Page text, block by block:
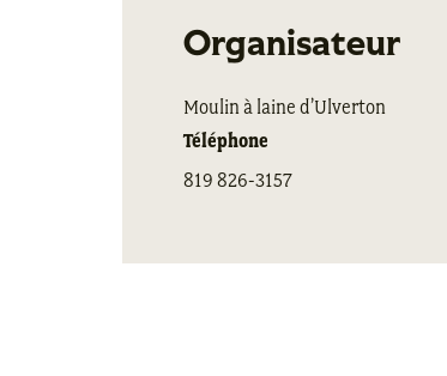
Organisateur
Moulin à laine d’Ulverton
Téléphone
819 826-3157